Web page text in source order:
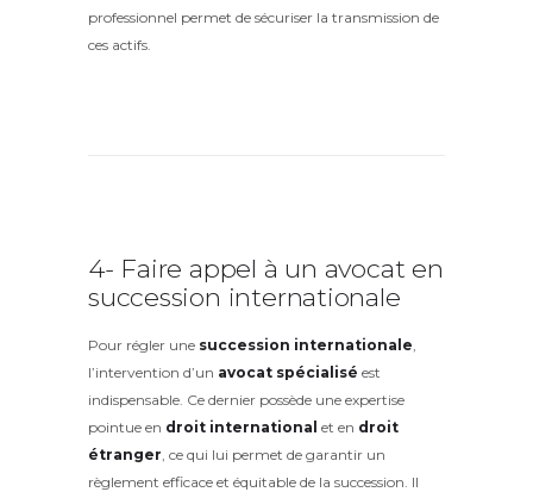
professionnel permet de sécuriser la transmission de
ces actifs.
4- Faire appel à un avocat en
succession internationale
Pour régler une succession internationale
l’intervention d’un avocat spécialisé est
indispensable. Ce dernier possède une expertise
pointue en droit international et en droit
étranger , ce qui lui permet de garantir un
règlement efficace et équitable de la succession. Il